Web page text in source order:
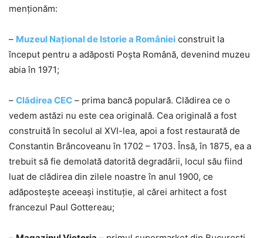
menţionăm:
– Muzeul Național de Istorie a României construit la
început pentru a adăposti Poșta Română, devenind muzeu
abia în 1971;
– Clădirea CEC – prima bancă populară. Clădirea ce o
vedem astăzi nu este cea originală. Cea originală a fost
construită în secolul al XVI-lea, apoi a fost restaurată de
Constantin Brâncoveanu în 1702 – 1703. Însă, în 1875, ea a
trebuit să fie demolată datorită degradării, locul său fiind
luat de clădirea din zilele noastre în anul 1900, ce
adăposteşte aceeaşi instituţie, al cărei arhitect a fost
francezul Paul Gottereau;